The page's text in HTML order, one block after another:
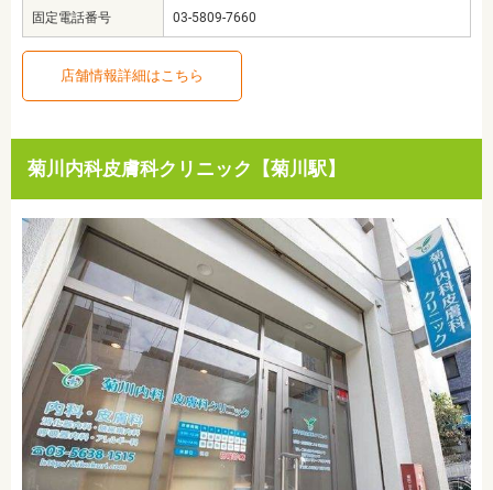
固定電話番号 03-5809-7660
店舗情報詳細はこちら
菊川内科皮膚科クリニック【菊川駅】